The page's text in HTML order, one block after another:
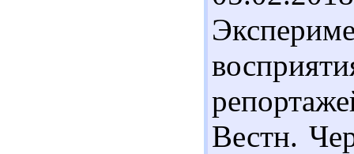
Вестн.